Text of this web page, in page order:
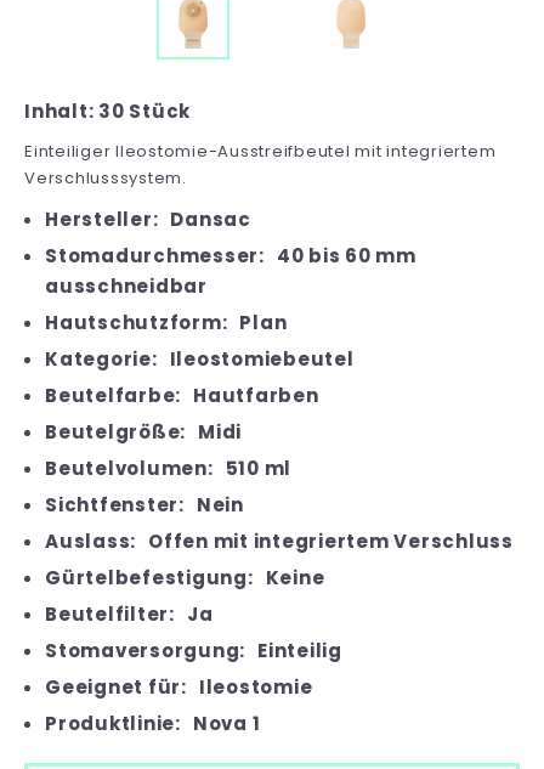
Inhalt: 30 Stück
Einteiliger Ileostomie-Ausstreifbeutel mit integriertem
Verschlusssystem.
Hersteller: Dansac
Stomadurchmesser: 40 bis 60 mm
ausschneidbar
Hautschutzform: Plan
Kategorie: Ileostomiebeutel
Beutelfarbe: Hautfarben
Beutelgröße: Midi
Beutelvolumen: 510 ml
Sichtfenster: Nein
Auslass: Offen mit integriertem Verschluss
Gürtelbefestigung: Keine
Beutelfilter: Ja
Stomaversorgung: Einteilig
Geeignet für: Ileostomie
Produktlinie: Nova 1